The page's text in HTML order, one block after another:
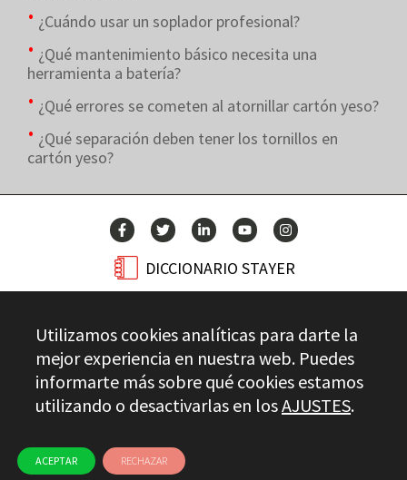
¿Cuándo usar un soplador profesional?
¿Qué mantenimiento básico necesita una
herramienta a batería?
¿Qué errores se cometen al atornillar cartón yeso?
¿Qué separación deben tener los tornillos en
cartón yeso?
DICCIONARIO STAYER
CONTACTO
Stayer.es © 2026
PRIVACIDAD
CANAL ÉTICO
Utilizamos cookies analíticas para darte la
mejor experiencia en nuestra web. Puedes
informarte más sobre qué cookies estamos
utilizando o desactivarlas en losAJUSTES.
ACEPTAR RECHAZAR